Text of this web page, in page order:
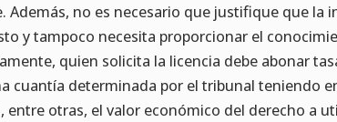
no es necesario que justifique que la
y tampoco necesita proporcionar el
quien solicita la licencia debe abonar
cuantía determinada por el tribunal teniendo
otras, el valor económico del derecho a